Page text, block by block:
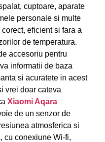
cuptoare, aparate
personale si multe
eficient si fara a
de temperatura.
accesoriu pentru
informatii de baza
si acuratete in acest
vrei doar cateva
Xiaomi Aqara
de un senzor de
atmosferica si
cu conexiune Wi-fi,